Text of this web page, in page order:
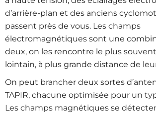
d’arrière-plan et des anciens
passent près de vous. Les champs
électromagnétiques sont une
deux, on les rencontre le plus
lointain, à plus grande distance de
On peut brancher deux sortes
TAPIR, chacune optimisée pour un
Les champs magnétiques se